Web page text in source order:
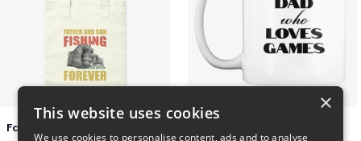
×
This website uses cookies
We use cookies to personalise content, ads and to analyse